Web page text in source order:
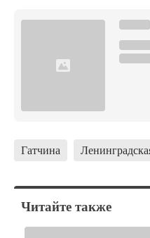
Гатчина
Читайте также